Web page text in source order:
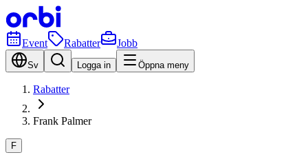
Event Rabatter Jobb
Sv Logga in Öppna meny
Rabatter
Frank Palmer
F